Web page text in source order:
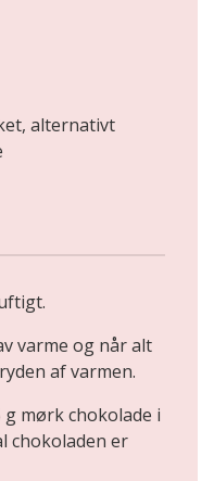
alternativt
varme og når alt
af varmen.
mørk chokolade i
chokoladen er